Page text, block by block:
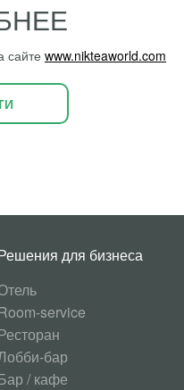
сайте www.nikteaworld.com
для бизнеса
service
бар
/ кафе